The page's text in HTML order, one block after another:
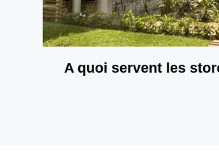
A quoi servent les